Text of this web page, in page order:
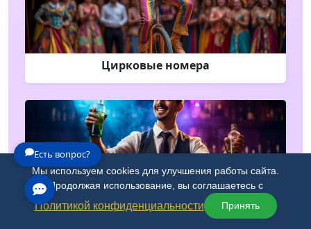
Цирковые номера
Есть вопрос?
Мы используем cookies для улучшения работы сайта.
Продолжая использование, вы соглашаетесь с
Политикой конфиденциальности Принять